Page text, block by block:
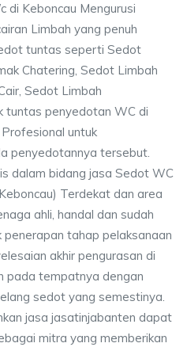
di Keboncau Mengurusi
Limbah yang penuh
tuntas seperti Sedot
Chatering, Sedot Limbah
Sedot Limbah
tuntas penyedotan WC di
untuk
penyedotannya tersebut.
dalam bidang jasa Sedot WC
Terdekat dan area
ahli, handal dan sudah
tahap pelaksanaan
akhir pengurasan di
pada tempatnya dengan
sedot yang semestinya.
jasa jasatinjabanten dapat
mitra yang memberikan